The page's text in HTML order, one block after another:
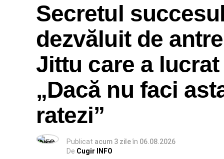
Secretul
dezvăluit de
Jittu care a
„Dacă nu faci
ratezi”
Publicat acum 3 zileîn 06.08.2026
De Cugir INFO